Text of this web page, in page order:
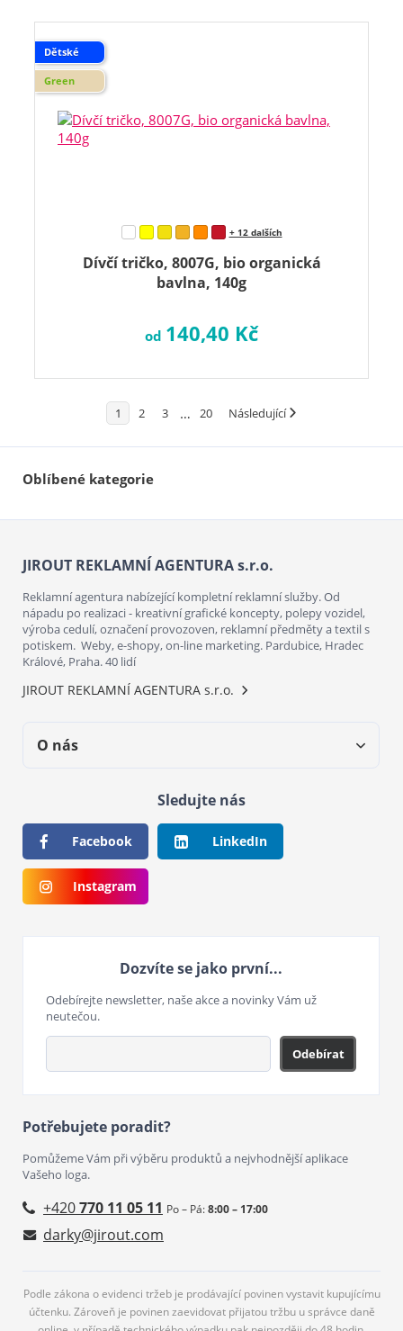
Dívčí tričko, 8007G, bio organická
bavlna, 140g
Dětské
Green
+ 12 dalších
od 140,40 Kč
1 2 3 … 20 Následující
Oblíbené kategorie
JIROUT REKLAMNÍ AGENTURA s.r.o.
Reklamní agentura nabízející kompletní reklamní služby. Od
nápadu po realizaci - kreativní grafické koncepty, polepy vozidel,
výroba cedulí, označení provozoven, reklamní předměty a textil s
potiskem. Weby, e-shopy, on-line marketing. Pardubice, Hradec
Králové, Praha. 40 lidí
JIROUT REKLAMNÍ AGENTURA s.r.o.
O nás
Sledujte nás
Facebook LinkedIn
Instagram
Dozvíte se jako první...
Odebírejte newsletter, naše akce a novinky Vám už
neutečou.
Odebírat
Potřebujete poradit?
Pomůžeme Vám při výběru produktů a nejvhodnější aplikace
Vašeho loga.
+420770 11 05 11 Po – Pá:8:00 – 17:00
darky@jirout.com
Podle zákona o evidenci tržeb je prodávající povinen vystavit kupujícímu
účtenku. Zároveň je povinen zaevidovat přijatou tržbu u správce daně